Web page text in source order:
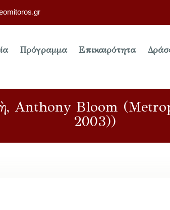
Πρόγραμμα Επικαιρότητα
Anthony Bloom
2003))